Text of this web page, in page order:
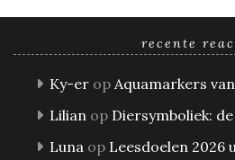
recente
Ky-er op Aquamarkers
Lilian op Diersymboliek:
Luna op Leesdoelen 2026